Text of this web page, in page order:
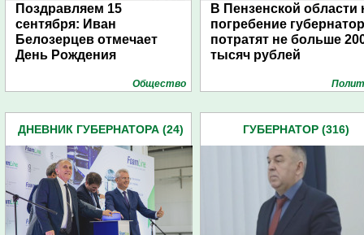
Поздравляем 15
сентября: Иван
Белозерцев отмечает
День Рождения
Общество
В Пензенской области
погребение
потратят не больше
тысяч рублей
ДНЕВНИК ГУБЕРНАТОРА (24) ГУБЕРНАТОР (316)